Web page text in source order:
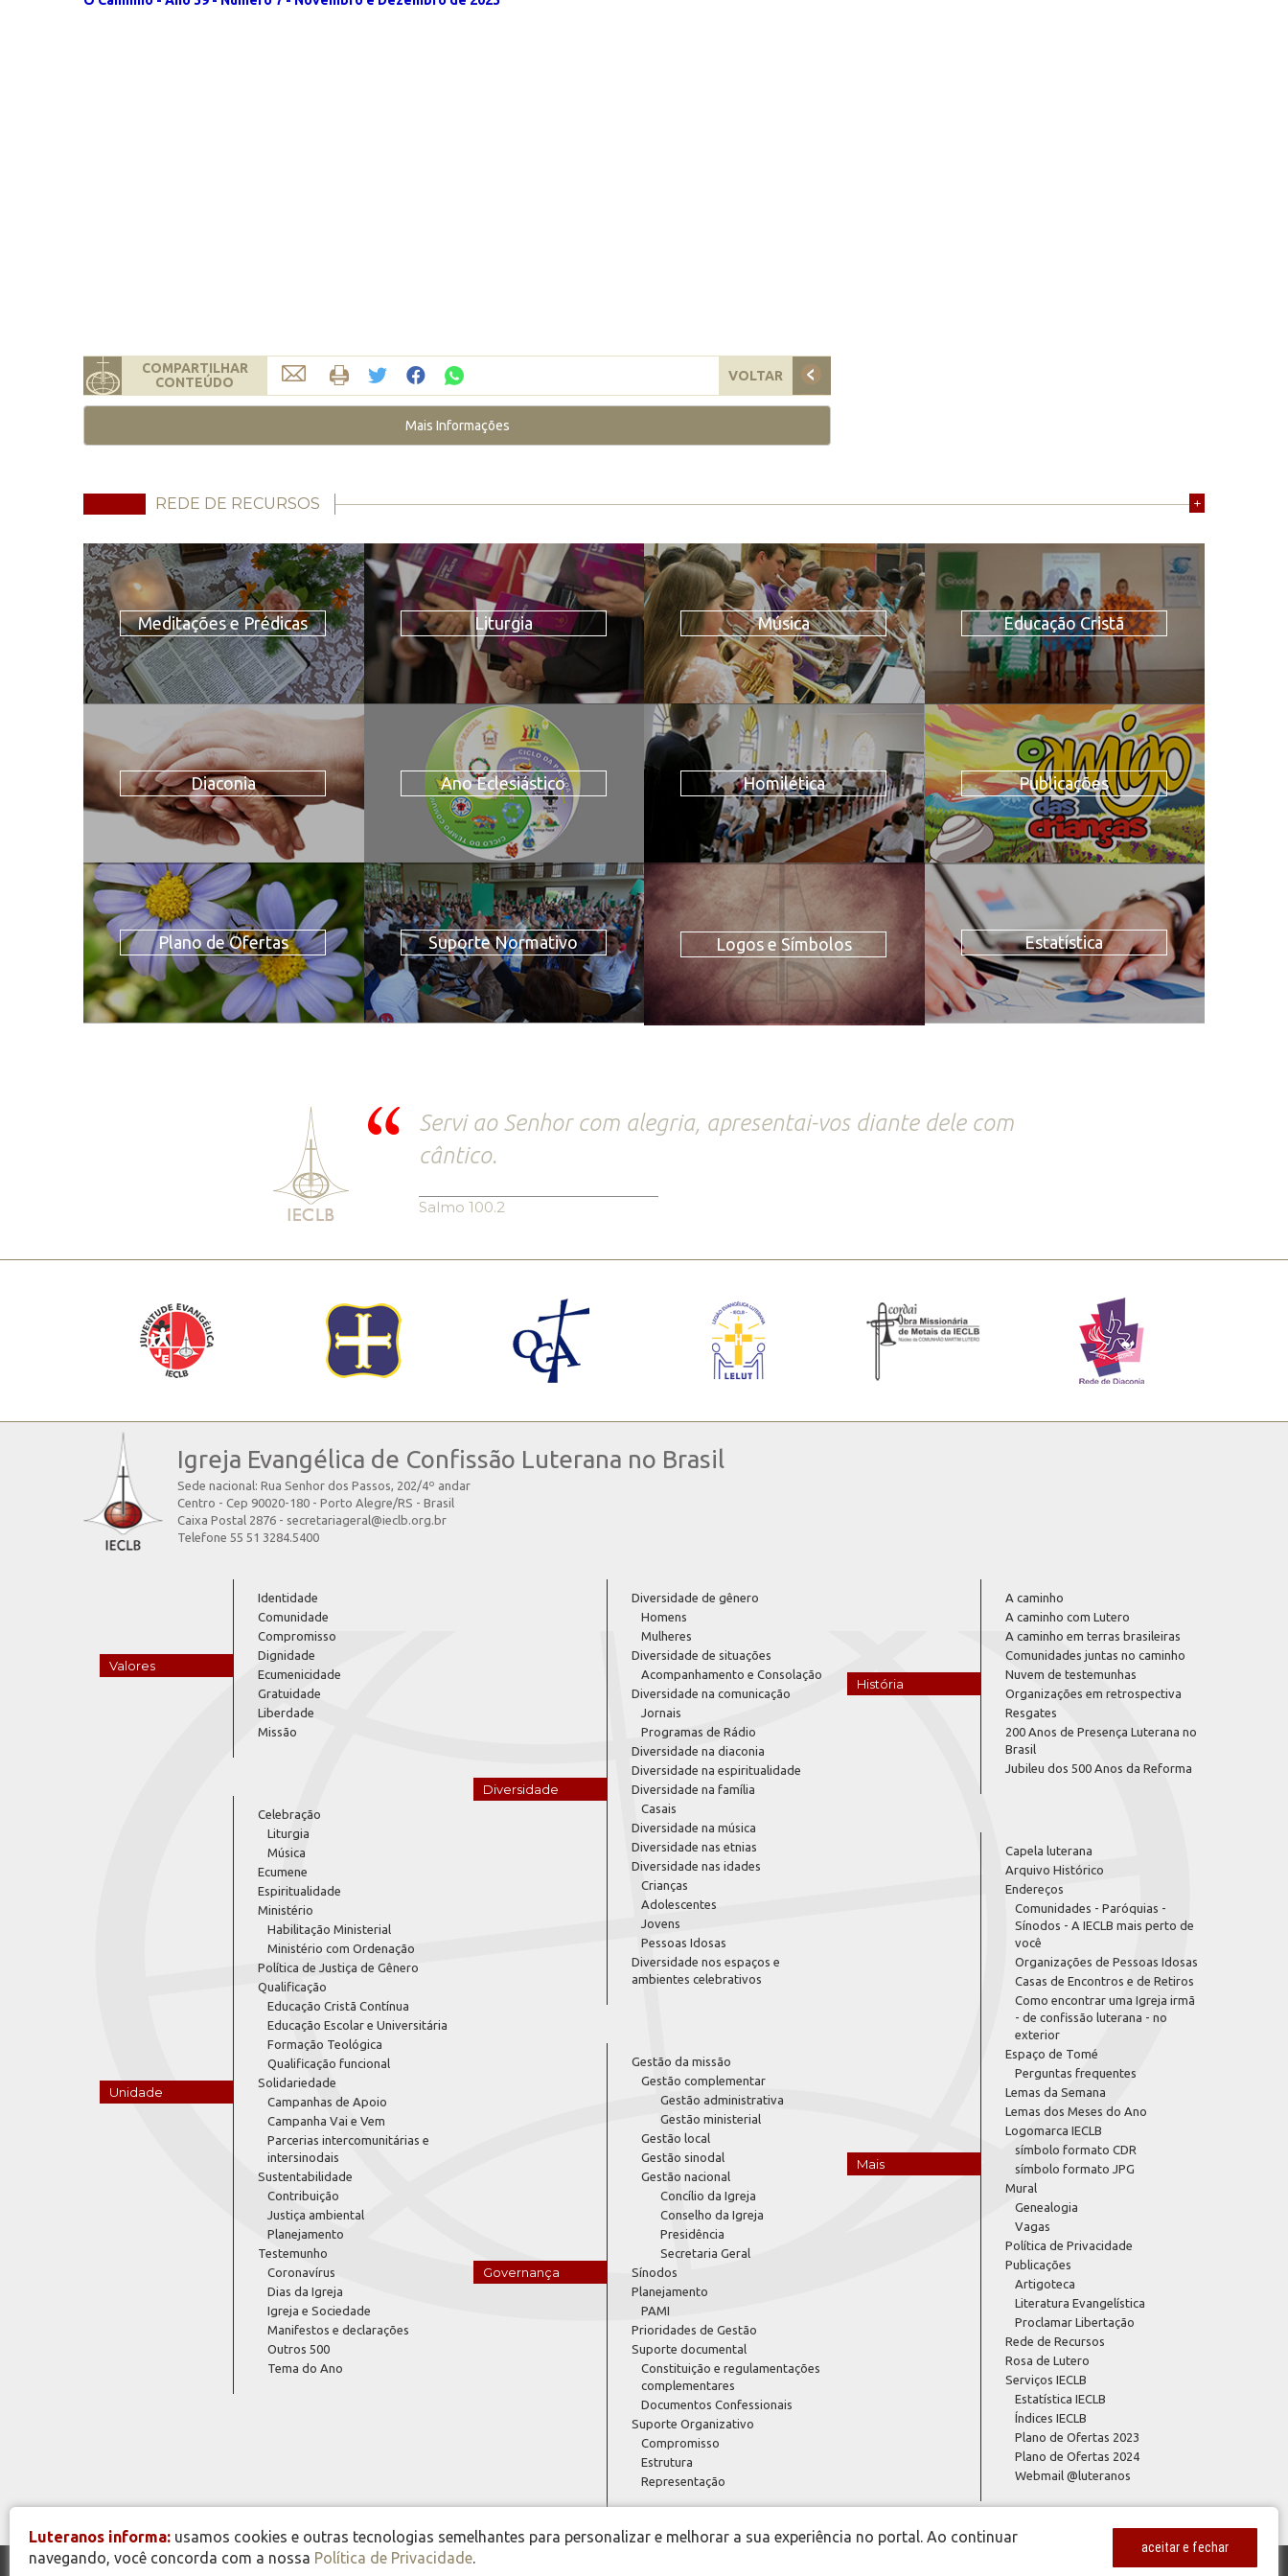
COMPARTILHAR
CONTEÚDO
VOLTAR
Mais Informações
REDE DE RECURSOS +
Meditações e Prédicas Liturgia Música Educação Cristã
Diaconia Ano Eclesiástico Homilética Publicações
Plano de Ofertas Suporte Normativo Logos e Símbolos Estatística
Servi ao Senhor com alegria, apresentai-vos diante dele com
cântico.
Salmo 100.2
Igreja Evangélica de Confissão Luterana no Brasil
Sede nacional: Rua Senhor dos Passos, 202/4º andar
Centro - Cep 90020-180 - Porto Alegre/RS - Brasil
Caixa Postal 2876 - secretariageral@ieclb.org.br
Telefone 55 51 3284.5400
Valores
Identidade
Comunidade
Compromisso
Dignidade
Ecumenicidade
Gratuidade
Liberdade
Missão
Unidade
Celebração
Liturgia
Música
Ecumene
Espiritualidade
Ministério
Habilitação Ministerial
Ministério com Ordenação
Política de Justiça de Gênero
Qualificação
Educação Cristã Contínua
Educação Escolar e Universitária
Formação Teológica
Qualificação funcional
Solidariedade
Campanhas de Apoio
Campanha Vai e Vem
Parcerias intercomunitárias e
intersinodais
Sustentabilidade
Contribuição
Justiça ambiental
Planejamento
Testemunho
Coronavírus
Dias da Igreja
Igreja e Sociedade
Manifestos e declarações
Outros 500
Tema do Ano
Diversidade
Diversidade de gênero
Homens
Mulheres
Diversidade de situações
Acompanhamento e Consolação
Diversidade na comunicação
Jornais
Programas de Rádio
Diversidade na diaconia
Diversidade na espiritualidade
Diversidade na família
Casais
Diversidade na música
Diversidade nas etnias
Diversidade nas idades
Crianças
Adolescentes
Jovens
Pessoas Idosas
Diversidade nos espaços e
ambientes celebrativos
Governança
Gestão da missão
Gestão complementar
Gestão administrativa
Gestão ministerial
Gestão local
Gestão sinodal
Gestão nacional
Concílio da Igreja
Conselho da Igreja
Presidência
Secretaria Geral
Sínodos
Planejamento
PAMI
Prioridades de Gestão
Suporte documental
Constituição e regulamentações
complementares
Documentos Confessionais
Suporte Organizativo
Compromisso
Estrutura
Representação
História
A caminho
A caminho com Lutero
A caminho em terras brasileiras
Comunidades juntas no caminho
Nuvem de testemunhas
Organizações em retrospectiva
Resgates
200 Anos de Presença Luterana no
Brasil
Jubileu dos 500 Anos da Reforma
Mais
Capela luterana
Arquivo Histórico
Endereços
Comunidades - Paróquias -
Sínodos - A IECLB mais perto de
você
Organizações de Pessoas Idosas
Casas de Encontros e de Retiros
Como encontrar uma Igreja irmã
- de confissão luterana - no
exterior
Espaço de Tomé
Perguntas frequentes
Lemas da Semana
Lemas dos Meses do Ano
Logomarca IECLB
símbolo formato CDR
símbolo formato JPG
Mural
Genealogia
Vagas
Política de Privacidade
Publicações
Artigoteca
Literatura Evangelística
Proclamar Libertação
Rede de Recursos
Rosa de Lutero
Serviços IECLB
Estatística IECLB
Índices IECLB
Plano de Ofertas 2023
Plano de Ofertas 2024
Webmail @luteranos
Luteranos informa: usamos cookies e outras tecnologias semelhantes para personalizar e melhorar a sua experiência no portal. Ao continuar
navegando, você concorda com a nossa Política de Privacidade.
aceitar e fechar